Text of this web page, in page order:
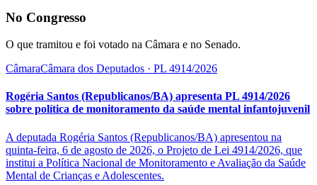
No Congresso
O que tramitou e foi votado na Câmara e no Senado.
CâmaraCâmara dos Deputados · PL 4914/2026
Rogéria Santos (Republicanos/BA) apresenta PL 4914/2026
sobre política de monitoramento da saúde mental infantojuvenil
A deputada Rogéria Santos (Republicanos/BA) apresentou na
quinta-feira, 6 de agosto de 2026, o Projeto de Lei 4914/2026, que
institui a Política Nacional de Monitoramento e Avaliação da Saúde
Mental de Crianças e Adolescentes.